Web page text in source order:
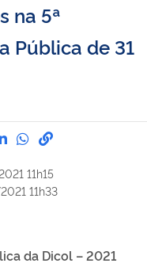
na 5ª
Pública de 31
por Facebook
por Twitter
Compartilhe por
Compartilhe
link para
11h15
11h33
da Dicol – 2021